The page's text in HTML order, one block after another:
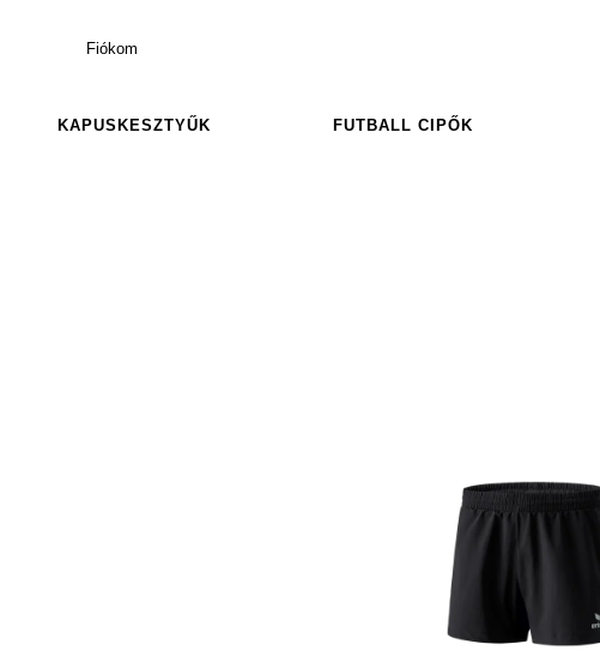
Fiókom
KAPUSKESZTYŰK FUTBALL CIPŐK